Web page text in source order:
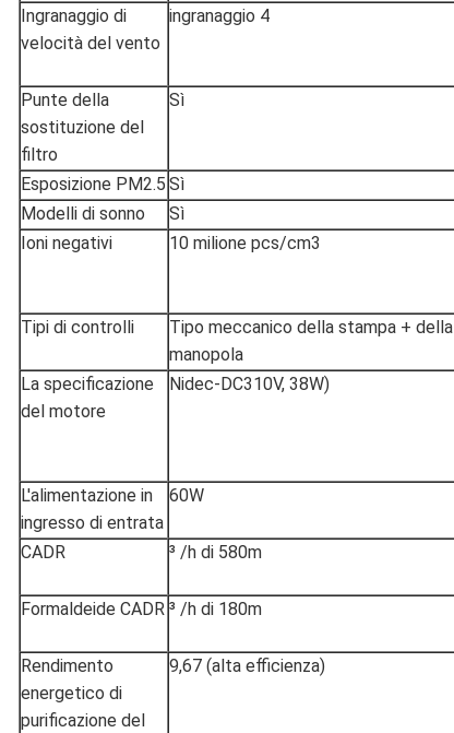
Ingranaggio di
velocità del vento
ingranaggio 4
Punte della
sostituzione del
filtro
Sì
Esposizione PM2.5 Sì
Modelli di sonno
Sì
Ioni negativi
10 milione pcs/cm3
Tipi di controlli
Tipo meccanico della stampa + della
manopola
La specificazione
del motore
Nidec-DC310V, 38W)
L'alimentazione in
ingresso di entrata
60W
CADR ³ /h di 580m
Formaldeide CADR ³ /h di 180m
Rendimento
energetico di
purificazione del
9,67 (alta efficienza)